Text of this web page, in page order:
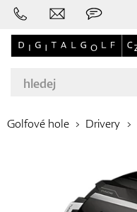
Golfové hole Drivery